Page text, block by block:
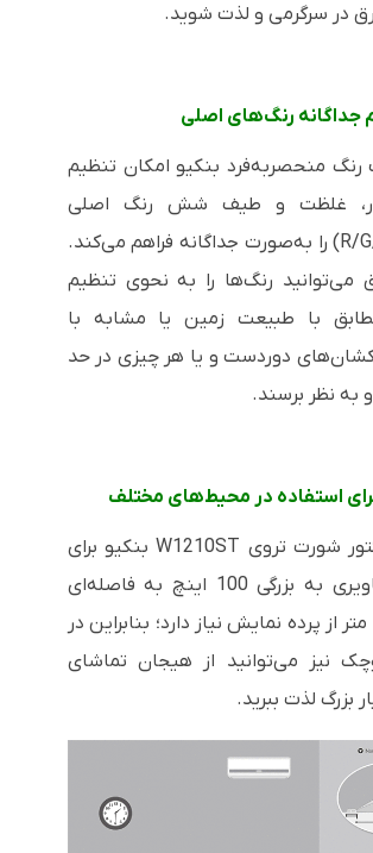
در سرگرمی و لذت شوید.
جداگانه رنگ‌های اصلی
رنگ منحصربه‌فرد بنکیو امکان تنظیم
غلظت و طیف شش رنگ اصلی
R/) را به‌صورت جداگانه فراهم می‌کند.
می‌توانید رنگ‌ها را به نحوی تنظیم
با طبیعت زمین یا مشابه با
دوردست و یا هر چیزی در حد
به نظر برسند.
استفاده در محیط‌های مختلف
شورت تروی W1210STبنکیو برای
نمایش تصاویری به بزرگی 100 اینچ به فاصله‌ای
به‌اندازه 1.5 متر از پرده نمایش نیاز دارد؛ بنابراین در
نیز می‌توانید از هیجان تماشای
بزرگ لذت ببرید.